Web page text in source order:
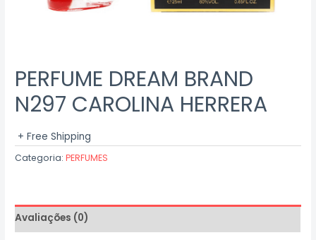
PERFUME DREAM BRAND
N297 CAROLINA HERRERA
+ Free Shipping
Categoria:PERFUMES
Avaliações (0)